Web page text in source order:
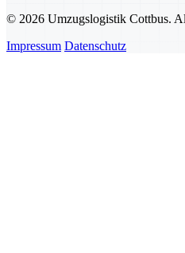
© 2026 Umzugslogistik Cottbus.
Impressum Datenschutz